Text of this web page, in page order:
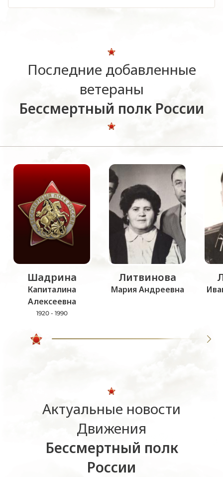
Последние добавленные
ветераны
Бессмертный полк России
Шадрина
Капиталина
Алексеевна
1920 - 1990
Литвинова
Мария Андреевна
Актуальные новости
Движения
Бессмертный полк
России